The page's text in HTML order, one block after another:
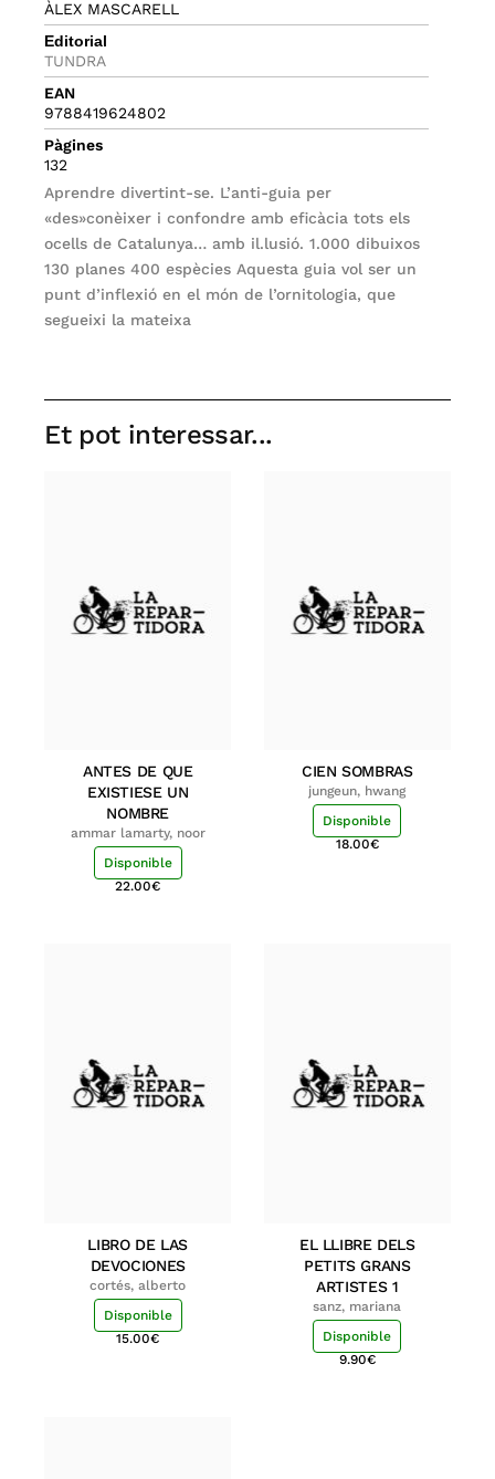
ÀLEX MASCARELL
Editorial
TUNDRA
EAN
9788419624802
Pàgines
132
Aprendre divertint-se. L’anti-guia per
«des»conèixer i confondre amb eficàcia tots els
ocells de Catalunya… amb il.lusió. 1.000 dibuixos
130 planes 400 espècies Aquesta guia vol ser un
punt d’inflexió en el món de l’ornitologia, que
segueixi la mateixa
Et pot interessar...
ANTES DE QUE
EXISTIESE UN
NOMBRE
ammar lamarty, noor
Disponible
22.00€
CIEN SOMBRAS
jungeun, hwang
Disponible
18.00€
LIBRO DE LAS
DEVOCIONES
cortés, alberto
Disponible
15.00€
EL LLIBRE DELS
PETITS GRANS
ARTISTES 1
sanz, mariana
Disponible
9.90€